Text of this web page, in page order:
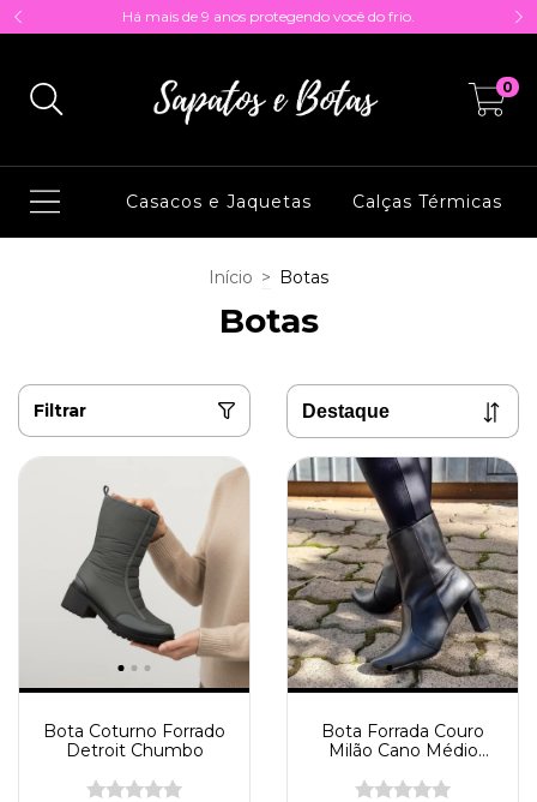
Há mais de 9 anos protegendo você do frio.
0
Casacos e Jaquetas Calças Térmicas
Início > Botas
Botas
Filtrar
Bota Coturno Forrado
Detroit Chumbo
Bota Forrada Couro
Milão Cano Médio